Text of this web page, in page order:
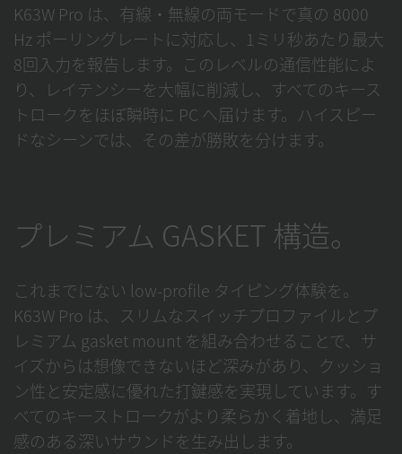
K63W Pro は、有線・無線の両モードで真の 8000
Hz ポーリングレートに対応し、1ミリ秒あたり最大
8回入力を報告します。このレベルの通信性能によ
り、レイテンシーを大幅に削減し、すべてのキース
トロークをほぼ瞬時に PC へ届けます。ハイスピー
ドなシーンでは、その差が勝敗を分けます。
プレミアム GASKET 構造。
これまでにない low-profile タイピング体験を。
K63W Pro は、スリムなスイッチプロファイルとプ
レミアム gasket mount を組み合わせることで、サ
イズからは想像できないほど深みがあり、クッショ
ン性と安定感に優れた打鍵感を実現しています。す
べてのキーストロークがより柔らかく着地し、満足
感のある深いサウンドを生み出します。